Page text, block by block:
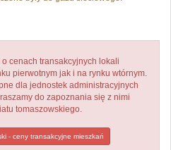
cenach transakcyjnych lokali
pierwotnym jak i na rynku wtórnym.
dla jednostek administracyjnych
do zapoznania się z nimi
tomaszowskiego.
- ceny transakcyjne mieszkań